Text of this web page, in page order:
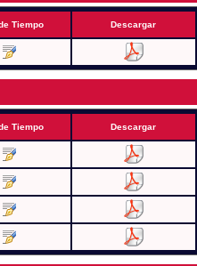
Tiempo Descargar
Tiempo Descargar